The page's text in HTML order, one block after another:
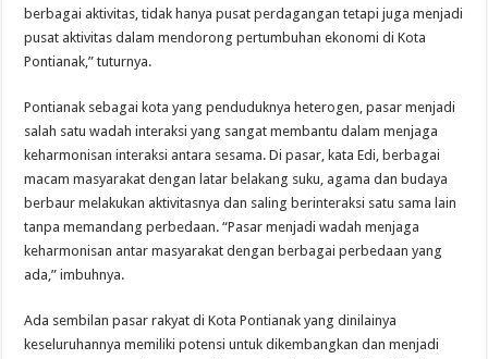
berbagai aktivitas, tidak hanya pusat perdagangan tetapi juga menjadi
pusat aktivitas dalam mendorong pertumbuhan ekonomi di Kota
Pontianak,” tuturnya.
Pontianak sebagai kota yang penduduknya heterogen, pasar menjadi
salah satu wadah interaksi yang sangat membantu dalam menjaga
keharmonisan interaksi antara sesama. Di pasar, kata Edi, berbagai
macam masyarakat dengan latar belakang suku, agama dan budaya
berbaur melakukan aktivitasnya dan saling berinteraksi satu sama lain
tanpa memandang perbedaan. “Pasar menjadi wadah menjaga
keharmonisan antar masyarakat dengan berbagai perbedaan yang
ada,” imbuhnya.
Ada sembilan pasar rakyat di Kota Pontianak yang dinilainya
keseluruhannya memiliki potensi untuk dikembangkan dan menjadi